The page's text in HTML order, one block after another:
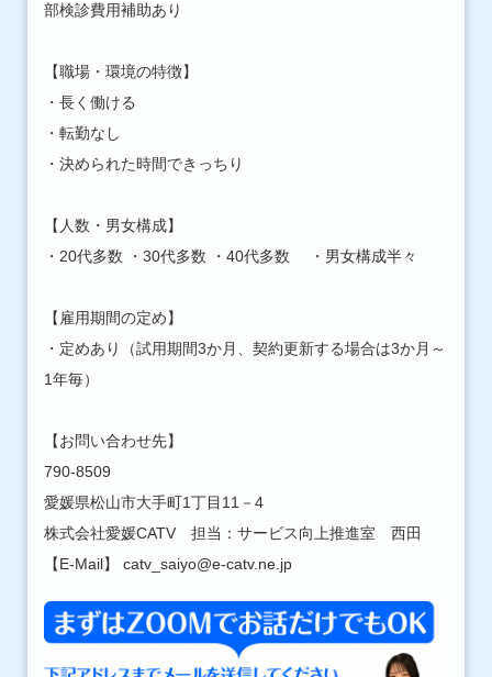
部検診費用補助あり
【職場・環境の特徴】
・長く働ける
・転勤なし
・決められた時間できっちり
【人数・男女構成】
・20代多数 ・30代多数 ・40代多数 ・男女構成半々
【雇用期間の定め】
・定めあり（試用期間3か月、契約更新する場合は3か月～
1年毎）
【お問い合わせ先】
790-8509
愛媛県松山市大手町1丁目11－4
株式会社愛媛CATV 担当：サービス向上推進室 西田
【E-Mail】 catv_saiyo@e-catv.ne.jp